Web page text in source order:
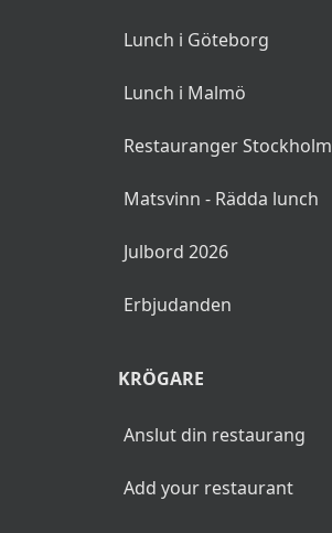
Lunch i Göteborg
Lunch i Malmö
Restauranger Stockholm
Matsvinn - Rädda lunch
Julbord 2026
Erbjudanden
KRÖGARE
Anslut din restaurang
Add your restaurant